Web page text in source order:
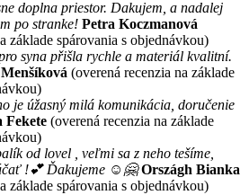
doplna priestor. Dakujem, a nadalej
po stranke! Petra Koczmanová
základe spárovania s objednávkou)
syna přišla rychle a materiál kvalitní.
(overená recenzia na základe
je úžasný milá komunikácia, doručenie
Fekete (overená recenzia na základe
od lovel , veľmi sa z neho tešíme,
!💕 Ďakujeme ☺️🤗 Országh Bianka
základe spárovania s objednávkou)